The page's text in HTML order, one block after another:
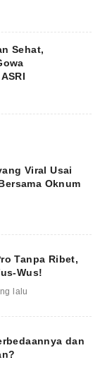
Sehat,
Viral Usai
Oknum
Tanpa Ribet,
Wus!
lalu
dan